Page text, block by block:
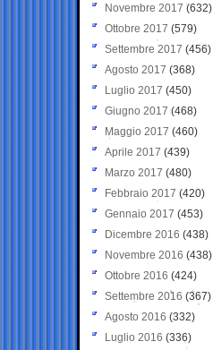
Novembre 2017 (632)
Ottobre 2017 (579)
Settembre 2017 (456)
Agosto 2017 (368)
Luglio 2017 (450)
Giugno 2017 (468)
Maggio 2017 (460)
Aprile 2017 (439)
Marzo 2017 (480)
Febbraio 2017 (420)
Gennaio 2017 (453)
Dicembre 2016 (438)
Novembre 2016 (438)
Ottobre 2016 (424)
Settembre 2016 (367)
Agosto 2016 (332)
Luglio 2016 (336)